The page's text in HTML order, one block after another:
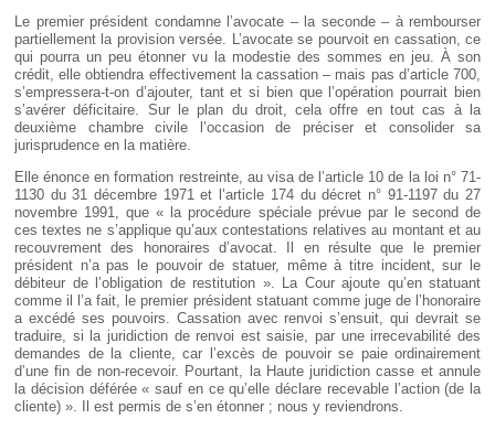
Le premier président condamne l’avocate – la seconde – à rembourser
partiellement la provision versée. L’avocate se pourvoit en cassation, ce
qui pourra un peu étonner vu la modestie des sommes en jeu. À son
crédit, elle obtiendra effectivement la cassation – mais pas d’article 700,
s’empressera-t-on d’ajouter, tant et si bien que l’opération pourrait bien
s’avérer déficitaire. Sur le plan du droit, cela offre en tout cas à la
deuxième chambre civile l’occasion de préciser et consolider sa
jurisprudence en la matière.
Elle énonce en formation restreinte, au visa de l’article 10 de la loi n° 71-
1130 du 31 décembre 1971 et l’article 174 du décret n° 91-1197 du 27
novembre 1991, que « la procédure spéciale prévue par le second de
ces textes ne s’applique qu’aux contestations relatives au montant et au
recouvrement des honoraires d’avocat. Il en résulte que le premier
président n’a pas le pouvoir de statuer, même à titre incident, sur le
débiteur de l’obligation de restitution ». La Cour ajoute qu’en statuant
comme il l’a fait, le premier président statuant comme juge de l’honoraire
a excédé ses pouvoirs. Cassation avec renvoi s’ensuit, qui devrait se
traduire, si la juridiction de renvoi est saisie, par une irrecevabilité des
demandes de la cliente, car l’excès de pouvoir se paie ordinairement
d’une fin de non-recevoir. Pourtant, la Haute juridiction casse et annule
la décision déférée « sauf en ce qu’elle déclare recevable l’action (de la
cliente) ». Il est permis de s’en étonner ; nous y reviendrons.